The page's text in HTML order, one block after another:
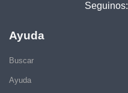
Seguinos:
Ayuda
Buscar
Ayuda